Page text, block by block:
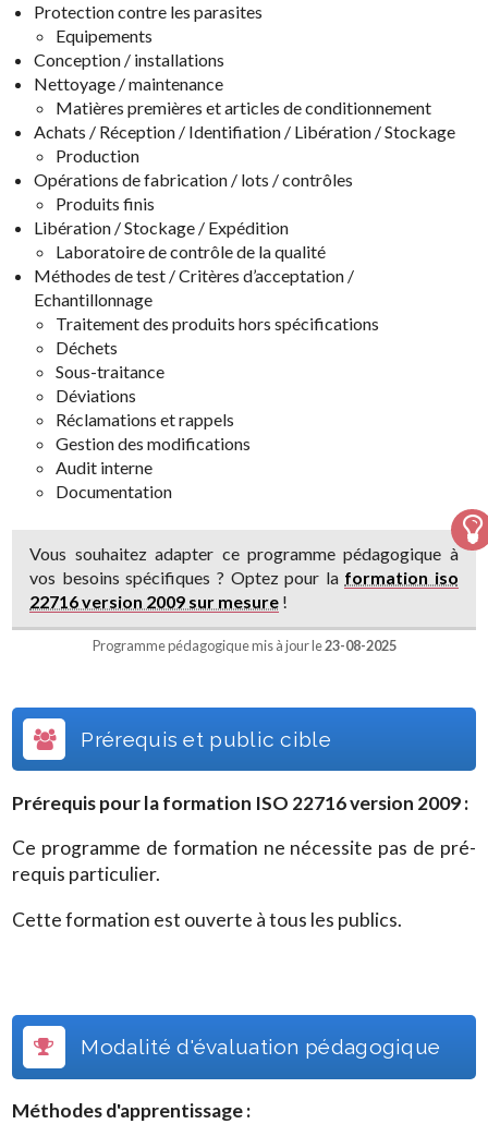
Protection contre les parasites
Equipements
Conception / installations
Nettoyage / maintenance
Matières premières et articles de conditionnement
Achats / Réception / Identifiation / Libération / Stockage
Production
Opérations de fabrication / lots / contrôles
Produits finis
Libération / Stockage / Expédition
Laboratoire de contrôle de la qualité
Méthodes de test / Critères d’acceptation /
Echantillonnage
Traitement des produits hors spécifications
Déchets
Sous-traitance
Déviations
Réclamations et rappels
Gestion des modifications
Audit interne
Documentation
Vous souhaitez adapter ce programme pédagogique à
vos besoins spécifiques ? Optez pour la formation iso
22716 version 2009 sur mesure !
Programme pédagogique mis à jour le23-08-2025
Prérequis et public cible
Prérequis pour la formation ISO 22716 version 2009:
Ce programme de formation ne nécessite pas de pré-
requis particulier.
Cette formation est ouverte à tous les publics.
Modalité d'évaluation pédagogique
Méthodes d'apprentissage :